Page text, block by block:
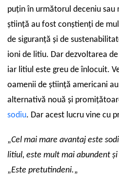
puțin în următorul deceniu sau
știință au fost conștienți de
de siguranță și de
ioni de litiu. Dar dezvoltarea
iar litiul este greu de înlocuit.
oamenii de știință americani
alternativă nouă și
sodiu. Dar acest lucru vine cu
„Cel mai mare avantaj este
litiul, este mult mai abundent
„Este pretutindeni.„